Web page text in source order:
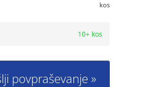
kos
10+ kos
povpraševanje